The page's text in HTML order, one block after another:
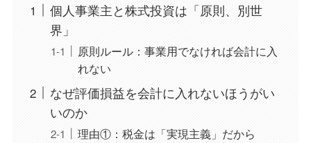
個人事業主と株式投資は「原則、別世
界」
原則ルール：事業用でなければ会計に入
れない
なぜ評価損益を会計に入れないほうがい
いのか
理由①：税金は「実現主義」だから